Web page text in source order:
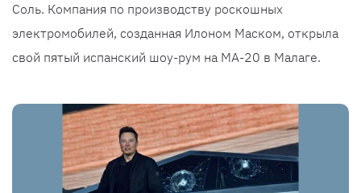
Соль. Компания по производству роскошных
электромобилей, созданная Илоном Маском, открыла
свой пятый испанский шоу-рум на MA-20 в Малаге.